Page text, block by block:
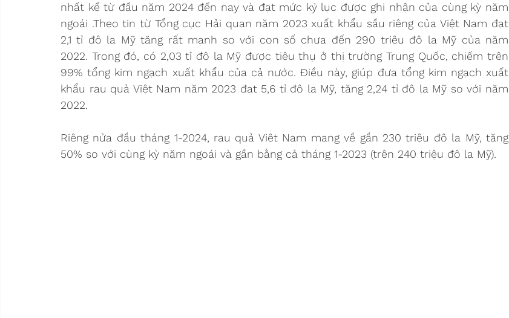
nhất kể từ đầu năm 2024 đến nay và đạt mức kỷ lục được ghi nhận của cùng kỳ năm
ngoái .Theo tin từ Tổng cục Hải quan năm 2023 xuất khẩu sầu riêng của Việt Nam đạt
2,1 tỉ đô la Mỹ tăng rất mạnh so với con số chưa đến 290 triệu đô la Mỹ của năm
2022. Trong đó, có 2,03 tỉ đô la Mỹ được tiêu thụ ở thị trường Trung Quốc, chiếm trên
99% tổng kim ngạch xuất khẩu của cả nước. Điều này, giúp đưa tổng kim ngạch xuất
khẩu rau quả Việt Nam năm 2023 đạt 5,6 tỉ đô la Mỹ, tăng 2,24 tỉ đô la Mỹ so với năm
2022.
Riêng nửa đầu tháng 1-2024, rau quả Việt Nam mang về gần 230 triệu đô la Mỹ, tăng
50% so với cùng kỳ năm ngoái và gần bằng cả tháng 1-2023 (trên 240 triệu đô la Mỹ).